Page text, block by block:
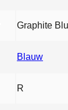
Graphite
Blauw
R